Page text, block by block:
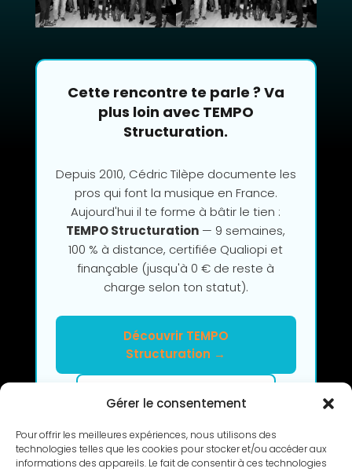
Gérer le consentement
Pour offrir les meilleures expériences, nous utilisons des
technologies telles que les cookies pour stocker et/ou accéder aux
informations des appareils. Le fait de consentir à ces technologies
Cette rencontre te parle ? Va
plus loin avec TEMPO
Structuration.
Depuis 2010, Cédric Tilèpe documente les
pros qui font la musique en France.
Aujourd'hui il te forme à bâtir le tien :
TEMPO Structuration — 9 semaines,
100 % à distance, certifiée Qualiopi et
finançable (jusqu'à 0 € de reste à
charge selon ton statut).
Découvrir TEMPO
Structuration →
Clarifier mon projet en 2h